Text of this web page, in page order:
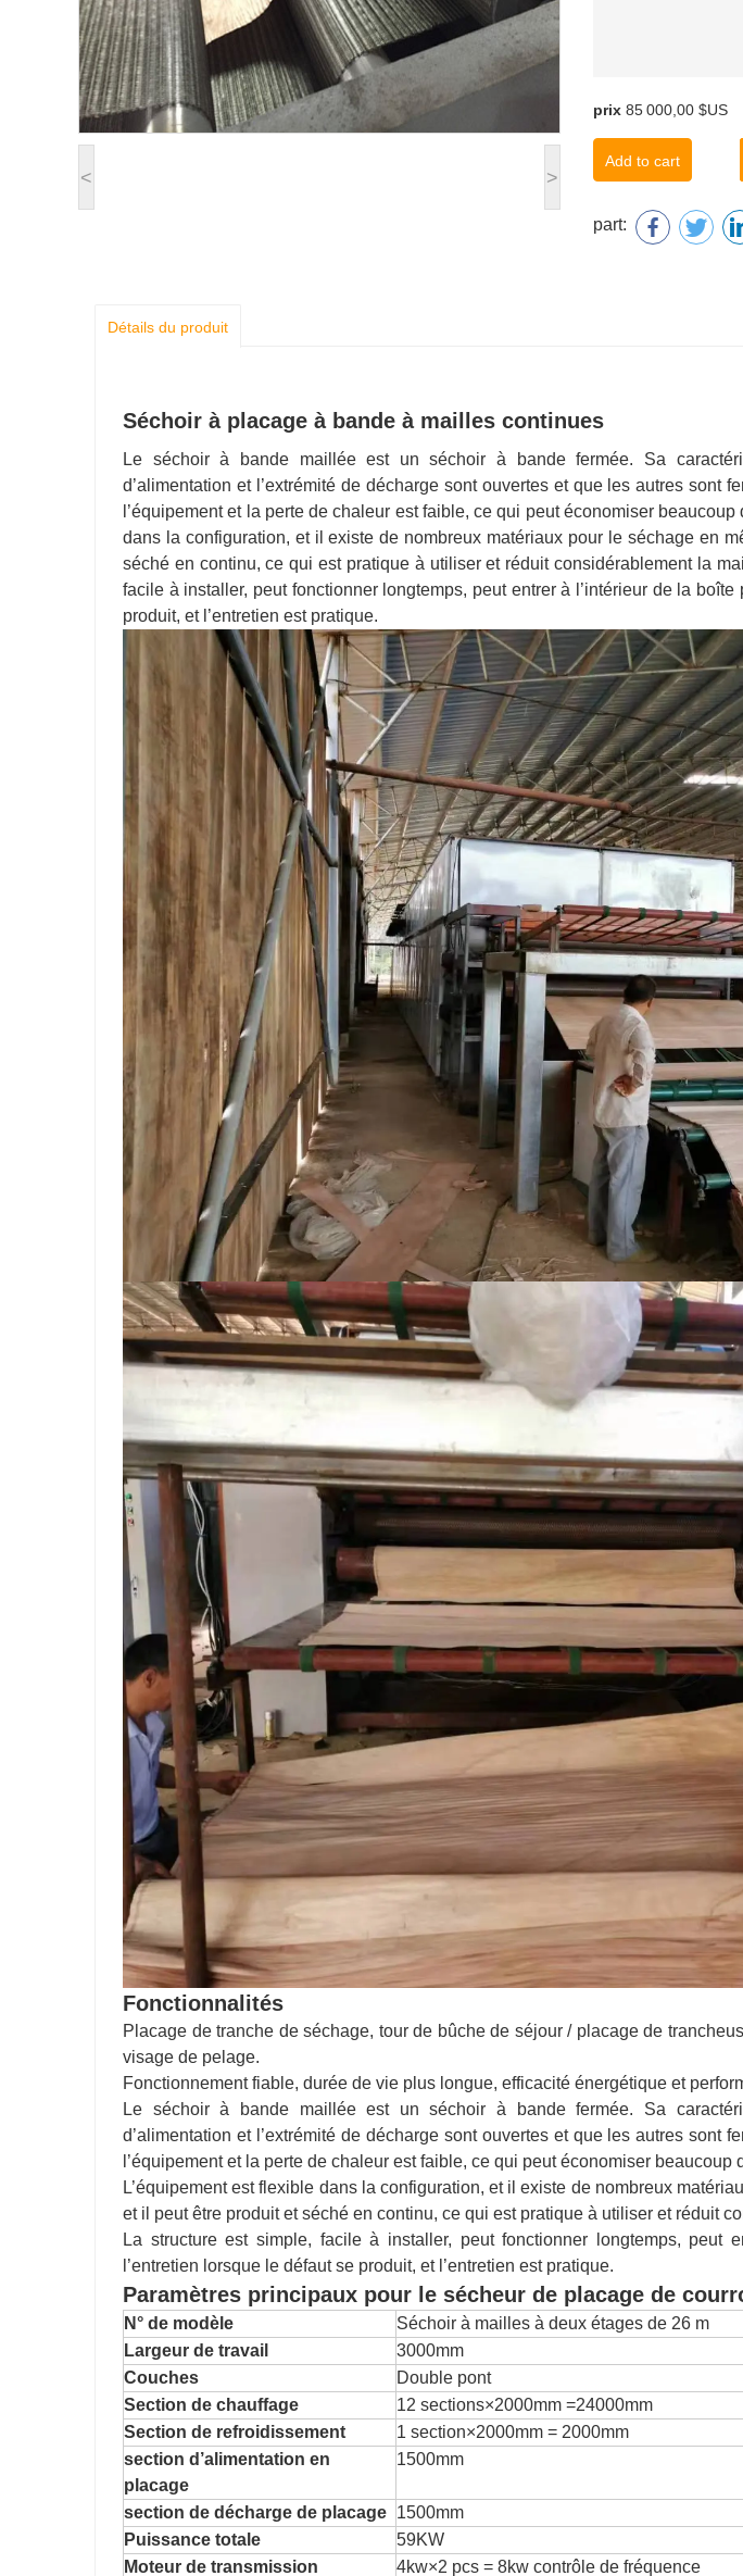
< >
prix 85 000,00 $US
Add to cart
part:
Détails du produit
Séchoir à placage à bande à mailles continues
Le séchoir à bande maillée est un séchoir à bande fermée. Sa
d’alimentation et l’extrémité de décharge sont ouvertes et que les autres sont
l’équipement et la perte de chaleur est faible, ce qui peut économiser beaucoup
dans la configuration, et il existe de nombreux matériaux pour le séchage en
séché en continu, ce qui est pratique à utiliser et réduit considérablement la
facile à installer, peut fonctionner longtemps, peut entrer à l’intérieur de la boîte
produit, et l’entretien est pratique.
Fonctionnalités
Placage de tranche de séchage, tour de bûche de séjour / placage de
visage de pelage.
Fonctionnement fiable, durée de vie plus longue, efficacité énergétique et
Le séchoir à bande maillée est un séchoir à bande fermée. Sa
d’alimentation et l’extrémité de décharge sont ouvertes et que les autres sont
l’équipement et la perte de chaleur est faible, ce qui peut économiser beaucoup
L’équipement est flexible dans la configuration, et il existe de nombreux
et il peut être produit et séché en continu, ce qui est pratique à utiliser et réduit
La structure est simple, facile à installer, peut fonctionner longtemps, peut
l’entretien lorsque le défaut se produit, et l’entretien est pratique.
Paramètres principaux pour le sécheur de placage de
N° de modèle
Séchoir à mailles à deux étages de 26 m
Largeur de travail
3000mm
Couches
Double pont
Section de chauffage
12 sections×2000mm =24000mm
Section de refroidissement
1 section×2000mm = 2000mm
section d’alimentation en
placage
1500mm
section de décharge de placage 1500mm
Puissance totale
59KW
Moteur de transmission
4kw×2 pcs = 8kw contrôle de fréquence